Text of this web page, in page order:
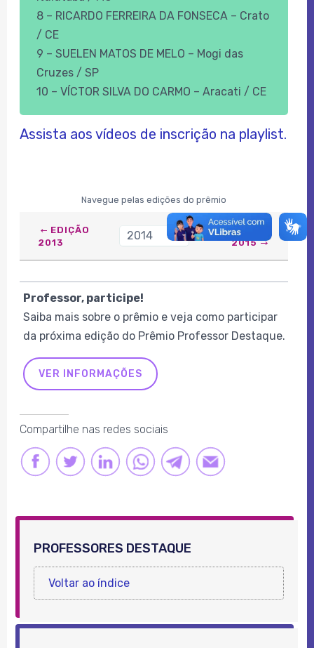
8 – RICARDO FERREIRA DA FONSECA – Crato
/ CE
9 – SUELEN MATOS DE MELO – Mogi das
Cruzes / SP
10 – VÍCTOR SILVA DO CARMO – Aracati / CE
Assista aos vídeos de inscrição na playlist.
Navegue pelas edições do prêmio
EDIÇÃO
2013
2014 ›
EDIÇÃO
2015
Professor, participe!
Saiba mais sobre o prêmio e veja como participar
da próxima edição do Prêmio Professor Destaque.
VER INFORMAÇÕES
Compartilhe nas redes sociais
FACEBOOK
LINK
TWITTER
LINK
LINKEDIN
LINK
PROFESSORES DESTAQUE
Voltar ao índice